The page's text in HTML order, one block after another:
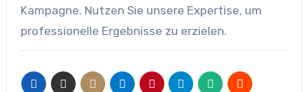
Kampagne. Nutzen Sie unsere Expertise, um
professionelle Ergebnisse zu erzielen.